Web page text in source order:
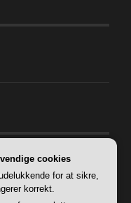
cookies
for at sikre,
korrekt.